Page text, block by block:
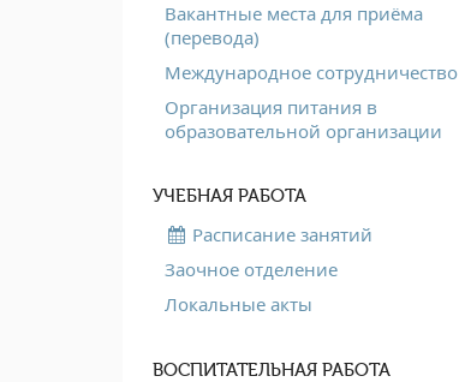
Вакантные места для приёма
(перевода)
Международное сотрудничество
Организация питания в
образовательной организации
УЧЕБНАЯ РАБОТА
Расписание занятий
Заочное отделение
Локальные акты
ВОСПИТАТЕЛЬНАЯ РАБОТА